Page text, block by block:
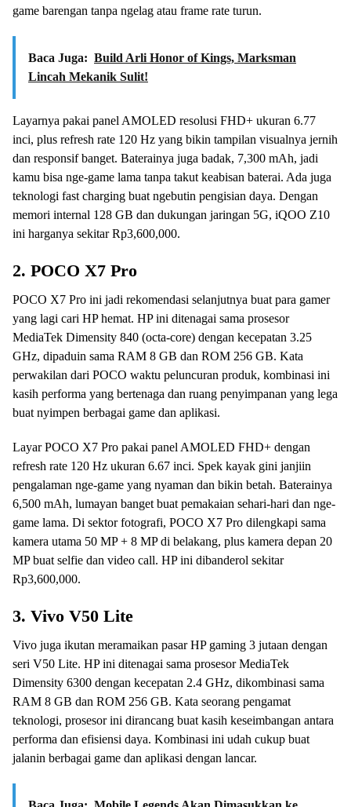
game barengan tanpa ngelag atau frame rate turun.
Baca Juga: Build Arli Honor of Kings, Marksman
Lincah Mekanik Sulit!
Layarnya pakai panel AMOLED resolusi FHD+ ukuran 6.77
inci, plus refresh rate 120 Hz yang bikin tampilan visualnya jernih
dan responsif banget. Baterainya juga badak, 7,300 mAh, jadi
kamu bisa nge-game lama tanpa takut keabisan baterai. Ada juga
teknologi fast charging buat ngebutin pengisian daya. Dengan
memori internal 128 GB dan dukungan jaringan 5G, iQOO Z10
ini harganya sekitar Rp3,600,000.
2. POCO X7 Pro
POCO X7 Pro ini jadi rekomendasi selanjutnya buat para gamer
yang lagi cari HP hemat. HP ini ditenagai sama prosesor
MediaTek Dimensity 840 (octa-core) dengan kecepatan 3.25
GHz, dipaduin sama RAM 8 GB dan ROM 256 GB. Kata
perwakilan dari POCO waktu peluncuran produk, kombinasi ini
kasih performa yang bertenaga dan ruang penyimpanan yang lega
buat nyimpen berbagai game dan aplikasi.
Layar POCO X7 Pro pakai panel AMOLED FHD+ dengan
refresh rate 120 Hz ukuran 6.67 inci. Spek kayak gini janjiin
pengalaman nge-game yang nyaman dan bikin betah. Baterainya
6,500 mAh, lumayan banget buat pemakaian sehari-hari dan nge-
game lama. Di sektor fotografi, POCO X7 Pro dilengkapi sama
kamera utama 50 MP + 8 MP di belakang, plus kamera depan 20
MP buat selfie dan video call. HP ini dibanderol sekitar
Rp3,600,000.
3. Vivo V50 Lite
Vivo juga ikutan meramaikan pasar HP gaming 3 jutaan dengan
seri V50 Lite. HP ini ditenagai sama prosesor MediaTek
Dimensity 6300 dengan kecepatan 2.4 GHz, dikombinasi sama
RAM 8 GB dan ROM 256 GB. Kata seorang pengamat
teknologi, prosesor ini dirancang buat kasih keseimbangan antara
performa dan efisiensi daya. Kombinasi ini udah cukup buat
jalanin berbagai game dan aplikasi dengan lancar.